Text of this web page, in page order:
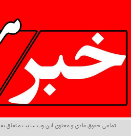
تمامی حقوق مادی و معنوی این وب سایت متعلق به